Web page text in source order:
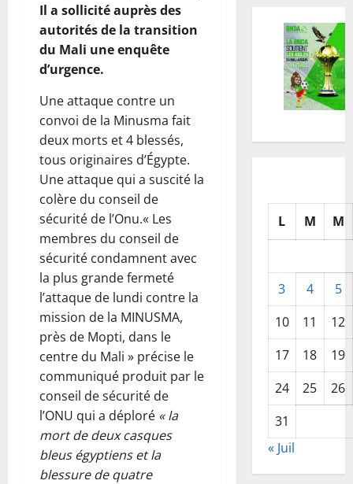
Il a sollicité auprès des
autorités de la transition
du Mali une enquête
d’urgence.
Une attaque contre un
convoi de la Minusma fait
deux morts et 4 blessés,
tous originaires d’Égypte.
Une attaque qui a suscité la
colère du conseil de
sécurité de l’Onu.« Les
membres du conseil de
sécurité condamnent avec
la plus grande fermeté
l’attaque de lundi contre la
mission de la MINUSMA,
près de Mopti, dans le
centre du Mali » précise le
communiqué produit par le
conseil de sécurité de
l’ONU qui a déploré « la
mort de deux casques
bleus égyptiens et la
blessure de quatre
L M M
3 4
5
10
11
12
17
18
19
24
25
26
31
« Juil